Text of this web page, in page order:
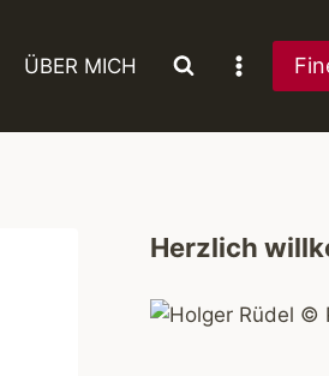
ÜBER MICH
Herzlich